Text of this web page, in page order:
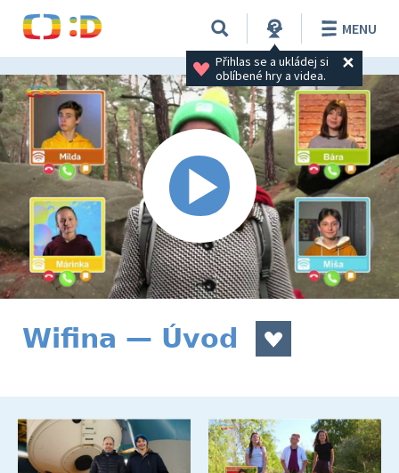
Přihlas se a ukládej si
oblíbené hry a videa.
MENU
Wifina — Úvod